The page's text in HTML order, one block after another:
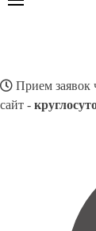
Прием заявок
сайт -